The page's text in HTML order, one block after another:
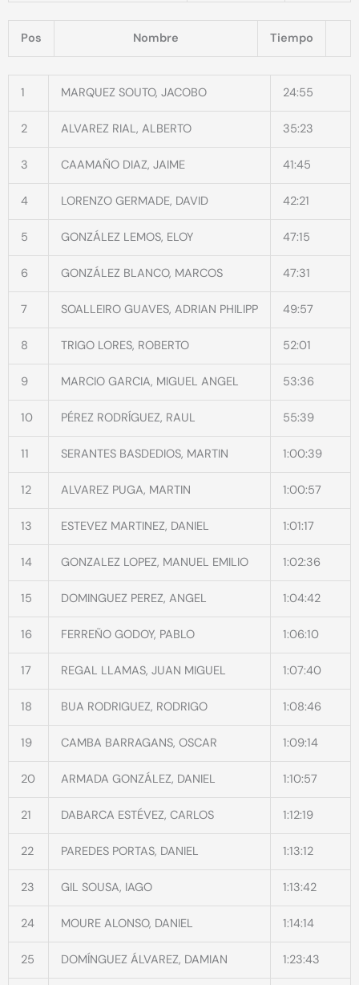
Pos Nombre Tiempo
1 MARQUEZ SOUTO, JACOBO 24:55
2 ALVAREZ RIAL, ALBERTO 35:23
3 CAAMAÑO DIAZ, JAIME 41:45
4 LORENZO GERMADE, DAVID 42:21
5 GONZÁLEZ LEMOS, ELOY 47:15
6 GONZÁLEZ BLANCO, MARCOS 47:31
7 SOALLEIRO GUAVES, ADRIAN PHILIPP 49:57
8 TRIGO LORES, ROBERTO 52:01
9 MARCIO GARCIA, MIGUEL ANGEL 53:36
10 PÉREZ RODRÍGUEZ, RAUL 55:39
11 SERANTES BASDEDIOS, MARTIN 1:00:39
12 ALVAREZ PUGA, MARTIN 1:00:57
13 ESTEVEZ MARTINEZ, DANIEL 1:01:17
14 GONZALEZ LOPEZ, MANUEL EMILIO 1:02:36
15 DOMINGUEZ PEREZ, ANGEL 1:04:42
16 FERREÑO GODOY, PABLO 1:06:10
17 REGAL LLAMAS, JUAN MIGUEL 1:07:40
18 BUA RODRIGUEZ, RODRIGO 1:08:46
19 CAMBA BARRAGANS, OSCAR 1:09:14
20 ARMADA GONZÁLEZ, DANIEL 1:10:57
21 DABARCA ESTÉVEZ, CARLOS 1:12:19
22 PAREDES PORTAS, DANIEL 1:13:12
23 GIL SOUSA, IAGO 1:13:42
24 MOURE ALONSO, DANIEL 1:14:14
25 DOMÍNGUEZ ÁLVAREZ, DAMIAN 1:23:43